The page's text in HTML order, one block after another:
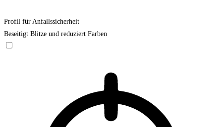
Profil für Anfallssicherheit
Beseitigt Blitze und reduziert Farben